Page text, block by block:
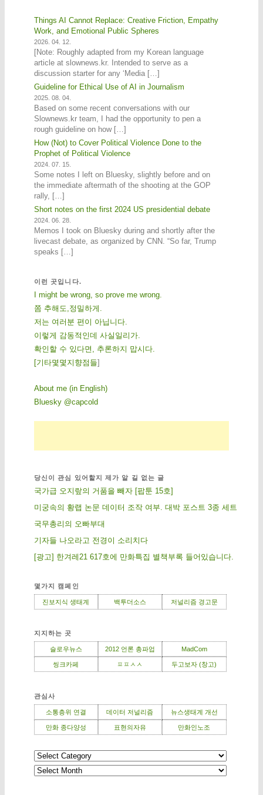
Things AI Cannot Replace: Creative Friction, Empathy
Work, and Emotional Public Spheres
2026. 04. 12.
[Note: Roughly adapted from my Korean language
article at slownews.kr. Intended to serve as a
discussion starter for any ‘Media […]
Guideline for Ethical Use of AI in Journalism
2025. 08. 04.
Based on some recent conversations with our
Slownews.kr team, I had the opportunity to pen a
rough guideline on how […]
How (Not) to Cover Political Violence Done to the
Prophet of Political Violence
2024. 07. 15.
Some notes I left on Bluesky, slightly before and on
the immediate aftermath of the shooting at the GOP
rally, […]
Short notes on the first 2024 US presidential debate
2024. 06. 28.
Memos I took on Bluesky during and shortly after the
livecast debate, as organized by CNN. “So far, Trump
speaks […]
이런 곳입니다.
I might be wrong, so prove me wrong.
쫌 추해도,정밀하게.
저는 여러분 편이 아닙니다.
이렇게 감동적인데 사실일리가.
확인할 수 있다면, 추론하지 맙시다.
[기 타몇 몇 지 향점 들]
About me (in English)
Bluesky @capcold
당신이 관심 있어할지 제가 알 길 없는 글
국가급 오지랖의 거품을 빼자 [팝툰 15호]
미궁속의 황랩 논문 데이터 조작 여부. 대박 포스트 3종 세트
국무총리의 오빠부대
기자들 나오라고 전경이 소리치다
[광고] 한겨레21 617호에 만화특집 별책부록 들어있습니다.
몇가지 캠페인
진보지식 생태계 백투더소스 저널리즘 경고문
지지하는 곳
슬로우뉴스 2012 언론 총파업 MadCom
씽크카페 ㅍㅍㅅㅅ 두고보자 (창고)
관심사
소통층위 연결 데이터 저널리즘 뉴스생태계 개선
만화 종다양성 표현의자유 만화인노조